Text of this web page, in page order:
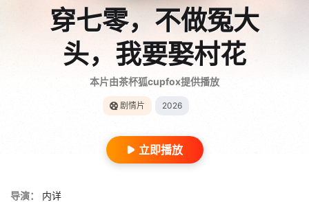
穿七零，不做冤大
头，我要娶村花
本片由茶杯狐cupfox提供播放
剧情片 2026
立即播放
导演：
内详